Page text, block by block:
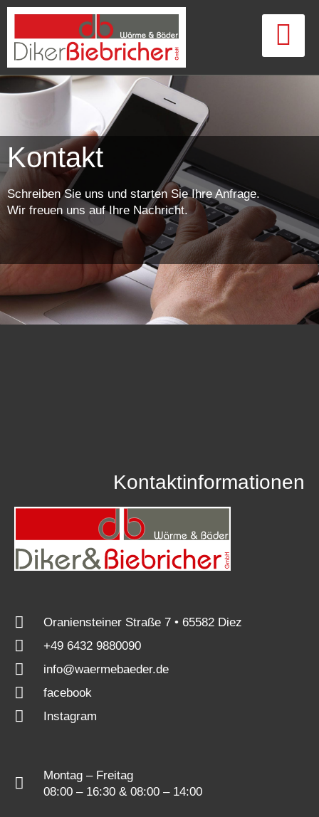
Kontakt
Schreiben Sie uns und starten Sie Ihre Anfrage.
Wir freuen uns auf Ihre Nachricht.
Kontaktinformationen
Oraniensteiner Straße 7 • 65582 Diez
+49 6432 9880090
info@waermebaeder.de
facebook
Instagram
Montag – Freitag
08:00 – 16:30 & 08:00 – 14:00